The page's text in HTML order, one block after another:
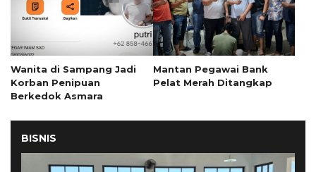
Wanita di Sampang Jadi
Korban Penipuan
Berkedok Asmara
Mantan Pegawai Bank
Pelat Merah Ditangkap
BISNIS